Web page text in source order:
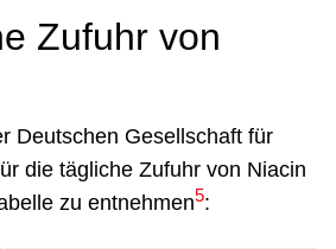
Zufuhr von
Deutschen Gesellschaft für
die tägliche Zufuhr von Niacin
zu entnehmen5: